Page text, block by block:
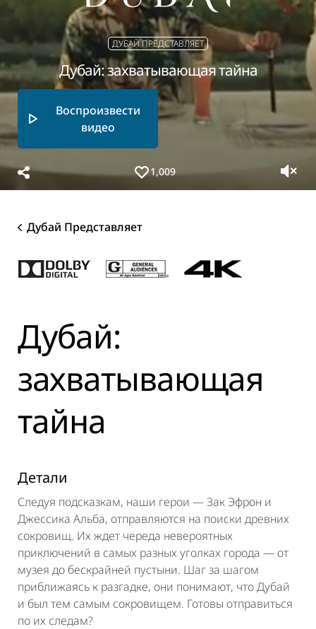
ДУБАЙ ПРЕДСТАВЛЯЕТ
Дубай: захватывающая тайна
Воспроизвести
видео
1,009
Дубай Представляет
Дубай:
захватывающая
тайна
Детали
Следуя подсказкам, наши герои — Зак Эфрон и
Джессика Альба, отправляются на поиски древних
сокровищ. Их ждет череда невероятных
приключений в самых разных уголках города — от
музея до бескрайней пустыни. Шаг за шагом
приближаясь к разгадке, они понимают, что Дубай
и был тем самым сокровищем. Готовы отправиться
по их следам?